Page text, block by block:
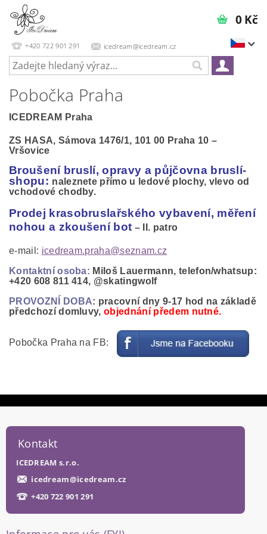
+420 722 901 291 icedream@icedream.cz
0 Kč
Pobočka Praha
ICEDREAM Praha
ZS HASA, Sámova 1476/1, 101 00 Praha 10 –
Vršovice
Broušení bruslí,opravy a půjčovna bruslí-
shopu: naleznete přímo u ledové plochy, vlevo od
vchodové chodby.
Prodej krasobruslařského vybavení, měření
nohou a zkoušení bot – II. patro
e-mail: icedream.praha@seznam.cz
Kontaktní osoba: Miloš Lauermann, telefon/whatsup:
+420 608 811 414, @skatingwolf
PROVOZNÍ DOBA: pracovní dny 9-17 hod na základě
předchozí domluvy,objednání předem nutné.
Pobočka Praha na FB:
Kontakt
ICEDREAM s.r.o.
icedream@icedream.cz
+420 722 901 291